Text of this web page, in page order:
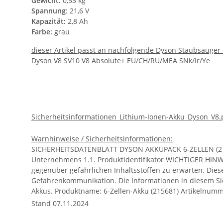
Spannung: 21,6 V
Kapazität: 2,8 Ah
Farbe: grau
dieser Artikel passt an nachfolgende Dyson
Dyson V8 SV10 V8 Absolute+ EU/CH/RU/MEA SNk/Ir/Ye
Sicherheitsinformationen_Lithium-Ionen-
Warnhinweise / Sicherheitsinformationen:
SICHERHEITSDATENBLATT DYSON AKKUPACK 6-ZELLEN (215681) Revision: 06 Ausgabedatum: 14. November 2016 ABSCHNITT 1: Bezeichnung des Stoffs/Gemisches und des Unternehmens 1.1. Produktidentifikator WICHTIGER HINWEIS: Da es sich um einen festen, hergestellten Artikel handelt, ist unter normalen Gebrauchsbedingungen keine Exposition gegenüber gefährlichen Inhaltsstoffen zu erwarten. Dieser Akku ist ein Artikel gemäß 29 CFR 1910.1200 und unterliegt daher nicht den Anforderungen des OSHA-Standards zur Gefahrenkommunikation. Die Informationen in diesem Sicherheitsdatenblatt enthalten wichtige Informationen für die sichere Handhabung und ordnungsgemäße Verwendung des Akkus. Produktname: 6-Zellen-Akku (215681) Artikelnummer: 215681 Akkusatz 218847-xx Akkusatz-Servicesatz 218856-xx Akkusatz 967834-xx Akkusatz & Schrauben-Servicesatz (xx kann aus Marketinggründen 0–9, A–Z, a–z, „/“, „\“, „_“, „-“ oder leer sein.) Unterschiedliche Modellbezeichnungen auf dem Typenschild für verschiedene Märkte. Keine Sicherheitsbedenken.) Produktkategorie: Lithium-Ionen-Akku Nennspannung des Akkusatzes: 21,6 V Nennkapazität des Akkusatzes: 2800 mAh Nennenergie des Akkusatzes: 65 Wh 1.3. Angaben zum Lieferanten des Sicherheitsdatenblatts Firma Adresse Dyson Limited Tetbury Hill Malmesbury Wiltshire England SN16 0RP Vereinigtes Königreich Internet: www.dyson.com Telefon: +44 (0) 800 298 0298 Fax: E-Mail: GlobalCompliance@dyson.com 1.4. Notrufnummer Notrufnummer: +44 (0) 203 394 9857 ABSCHNITT 2: Mögliche Gefahren 2.1. Einstufung des Stoffs oder Gemischs Unter normalen Verwendungsbedingungen besteht beim Dyson Akkupack kein Expositionsrisiko. Ein Expositionsrisiko besteht nur bei unsachgemäßer Verwendung des Akkupacks. Austretender organischer Elektrolyt aus unsachgemäß verwendeten Zellen ist entzündlich. Dämpfe aus brennenden Akkus und Kunststoffgehäusen können Augen-, Haut- und Atemwegsreizungen verursachen. Dieses Material ist nicht nach dem OSHA-Standard zur Gefahrenkommunikation von 2012 (29 CFR 1910 1200) klassifiziert und es sind keine weiteren GHS-Elemente erforderlich. Dyson Akkupack 6 Zellen (215681) Revision: 06 Ausgabedatum: 14. November 2016 2.2. Kennzeichnungselemente CLP-Kennzeichnungselemente nicht anwendbar ABSCHNITT 3: Zusammensetzung/Angaben zu Bestandteilen Der Akkupack 6 Zellen (215681) verwendet sechs wiederaufladbare Lithium-Ionen-Zellen vom Typ INR-20700A der E-One Moli Energy Corp., die über eine Batteriemanagement-Platine gesteuert werden. Die Zellen sind in einer Reihe von sechs Zellen in Reihe geschaltet. Die Zellen enthalten kein metallisches Lithium oder Lithiumlegierungen. Akkupack-Ebene Gehäuse: Kunststoff (Polycarbonat/Acrylnitril-Butadien-Styrol) Zellenträger: Deckel: Kunststoff (Polycarbonat/Acrylnitril-Butadien-Styrol) Zellenträger: Körper: Kunststoff (Polypropylen) Zellen-Ebene Zellenbestandteil: Chemische Bezeichnung (CAS-Nr., Gewichtsprozent) Elektrolyt: Elektrolytsalz und Lösungsmittel. - 5 - 20 Elektrolytsalz Lithiumhexafluorophosphat 21324-40-3 1 - 5 Elektrolytlösungsmittel Ethylencarbonat 96-49-4 5 - 20 Propylencarbonat 108-32-7 Diethylcarbonat 105-58-8 Dimethylcarbonat 616-38-6 Ethylmethylcarbonat 623-53-0 PVDF Polyvinylidenfluorid 24937-79-9 < 1 Kupfer Cu 7440-50-8
Stand 07.11.2024